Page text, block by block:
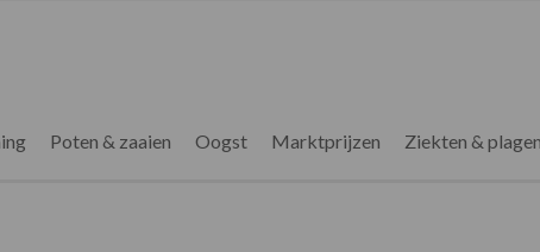
Poten & zaaien Oogst Marktprijzen Ziekten & plagen